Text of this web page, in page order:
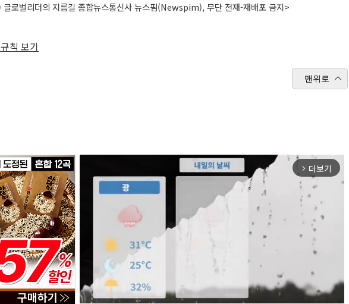
글로벌리더의 지름길 종합뉴스통신사 뉴스핌(Newspim), 무단 전재-재배포 금지>
칙 보기
맨위로
arrow_forward_ios 더보기